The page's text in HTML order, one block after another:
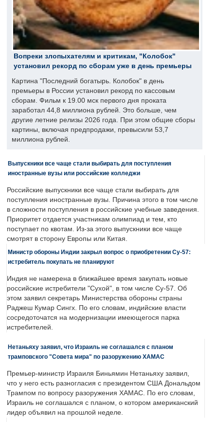
Вопреки злопыхателям и критикам, "Колобок"
установил рекорд по сборам уже в день премьеры
Картина "Последний богатырь. Колобок" в день
премьеры в России установил рекорд по кассовым
сборам. Фильм к 19.00 мск первого дня проката
заработал 44,8 миллиона рублей. Это больше, чем
другие летние релизы 2026 года. При этом общие сборы
картины, включая предпродажи, превысили 53,7
миллиона рублей.
Выпускники все чаще стали выбирать для поступления
иностранные вузы или российские колледжи
Российские выпускники все чаще стали выбирать для
поступления иностранные вузы. Причина этого в том числе
в сложности поступления в российские учебные заведения.
Приоритет отдается участникам олимпиад и тем, кто
поступает по квотам. Из-за этого выпускники все чаще
смотрят в сторону Европы или Китая.
Министр обороны Индии закрыл вопрос о приобретении Су-57:
истребитель покупать не планируют
Индия не намерена в ближайшее время закупать новые
российские истребители "Сухой", в том числе Су-57. Об
этом заявил секретарь Министерства обороны страны
Раджеш Кумар Сингх. По его словам, индийские власти
сосредоточатся на модернизации имеющегося парка
истребителей.
Нетаньяху заявил, что Израиль не соглашался с планом
трамповского "Совета мира" по разоружению ХАМАС
Премьер-министр Израиля Биньямин Нетаньяху заявил,
что у него есть разногласия с президентом США Дональдом
Трампом по вопросу разоружения ХАМАС. По его словам,
Израиль не соглашался с планом, о котором американский
лидер объявил на прошлой неделе.